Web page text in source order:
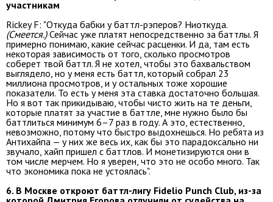
участникам
Rickey F: "Откуда бабки у баттл-рэперов? Ниоткуда.
(Смеется.)Сейчас уже платят непосредственно за баттлы. Я
примерно понимаю, какие сейчас расценки. И да, там есть
некоторая зависимость от того, сколько просмотров
соберет твой баттл. Я не хотел, чтобы это бахвальством
выглядело, но у меня есть баттл, который собрал 23
миллиона просмотров, и у остальных тоже хорошие
показатели. То есть у меня эта ставка достаточно большая.
Но я вот так прикидываю, чтобы чисто жить на те деньги,
которые платят за участие в баттле, мне нужно было бы
баттлиться минимум 6–7 раз в году. А это, естественно,
невозможно, потому что быстро выдохнешься. Но ребята из
Антихайпа — у них же весь их, как бы это парадоксально ни
звучало, хайп пришел с баттлов. И монетизируются они в
том числе мерчем. Но я уверен, что это не особо много. Так
что экономика пока не устоялась".
6. В Москве откроют баттл-лигу Fidelio Punch Club, из-за